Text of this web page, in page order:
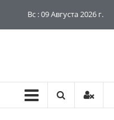
Вс : 09 Августа 2026 г.